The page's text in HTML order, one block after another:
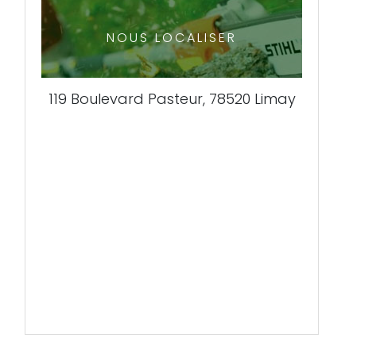
NOUS LOCALISER
119 Boulevard Pasteur, 78520 Limay